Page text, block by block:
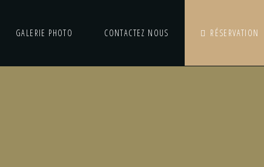
GALERIE PHOTO CONTACTEZ NOUS RÉSERVATION